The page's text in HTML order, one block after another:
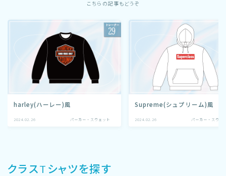
こちらの記事もどうぞ
harley(ハーレー)風
2024.02.26 パーカー・スウェット
Supreme(シュプリーム)風
2024.02.26 パーカー・スウェ
クラスTシャツを探す